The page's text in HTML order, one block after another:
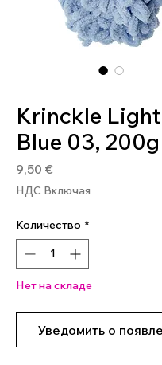
Krinckle Light
Blue 03, 200g
9,50 €
НДС Включая
Количество *
Нет на складе
Уведомить о